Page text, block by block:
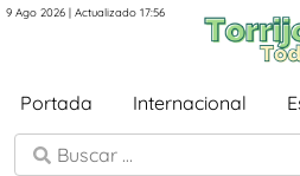
9 Ago 2026 | Actualizado 17:56
Portada Internacional